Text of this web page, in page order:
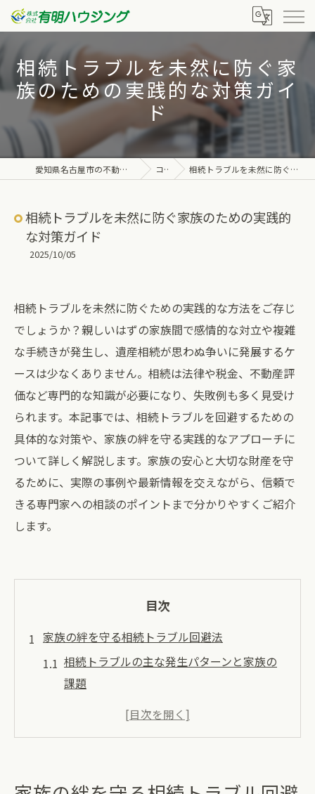
相続トラブルを未然に防ぐ家
族のための実践的な対策ガイ
ド
愛知県名古屋市の不動産なら株式会社有明ハウジング コラム 相続トラブルを未然に防ぐ家族のための実践的な対策ガイド
相続トラブルを未然に防ぐ家族のための実践的
な対策ガイド
2025/10/05
相続トラブルを未然に防ぐための実践的な方法をご存じ
でしょうか？親しいはずの家族間で感情的な対立や複雑
な手続きが発生し、遺産相続が思わぬ争いに発展するケ
ースは少なくありません。相続は法律や税金、不動産評
価など専門的な知識が必要になり、失敗例も多く見受け
られます。本記事では、相続トラブルを回避するための
具体的な対策や、家族の絆を守る実践的なアプローチに
ついて詳しく解説します。家族の安心と大切な財産を守
るために、実際の事例や最新情報を交えながら、信頼で
きる専門家への相談のポイントまで分かりやすくご紹介
します。
目次
家族の絆を守る相続トラブル回避法
相続トラブルの主な発生パターンと家族の
課題
家族で共有したい相続トラブル防止の具体